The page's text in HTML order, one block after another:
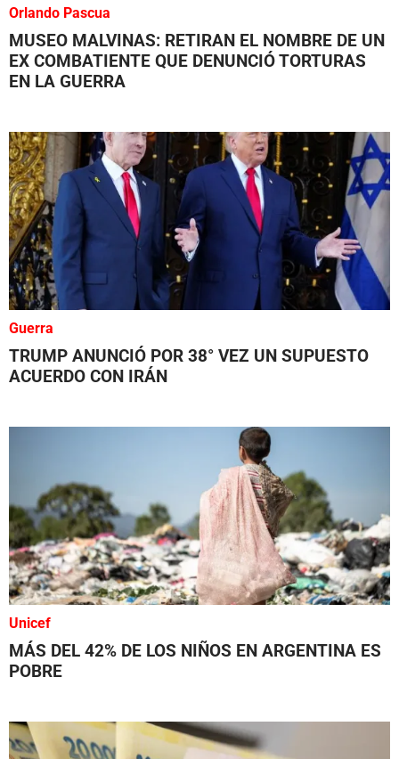
Orlando Pascua
MUSEO MALVINAS: RETIRAN EL NOMBRE DE UN
EX COMBATIENTE QUE DENUNCIÓ TORTURAS
EN LA GUERRA
Guerra
TRUMP ANUNCIÓ POR 38° VEZ UN SUPUESTO
ACUERDO CON IRÁN
Unicef
MÁS DEL 42% DE LOS NIÑOS EN ARGENTINA ES
POBRE